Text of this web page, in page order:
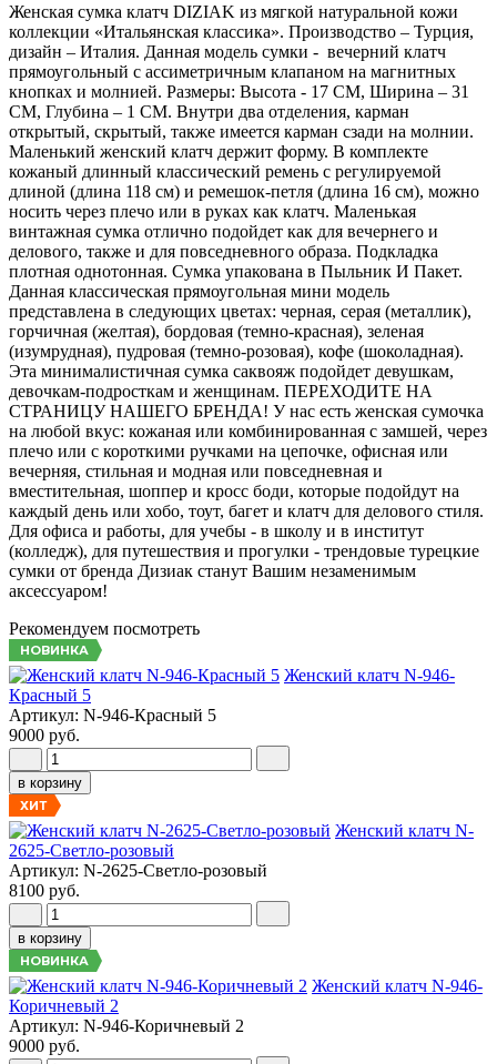
Женская сумка клатч DIZIAK из мягкой натуральной кожи
коллекции «Итальянская классика». Производство – Турция,
дизайн – Италия. Данная модель сумки - вечерний клатч
прямоугольный с ассиметричным клапаном на магнитных
кнопках и молнией. Размеры: Высота - 17 СМ, Ширина – 31
СМ, Глубина – 1 СМ. Внутри два отделения, карман
открытый, скрытый, также имеется карман сзади на молнии.
Маленький женский клатч держит форму. В комплекте
кожаный длинный классический ремень с регулируемой
длиной (длина 118 см) и ремешок-петля (длина 16 см), можно
носить через плечо или в руках как клатч. Маленькая
винтажная сумка отлично подойдет как для вечернего и
делового, также и для повседневного образа. Подкладка
плотная однотонная. Сумка упакована в Пыльник И Пакет.
Данная классическая прямоугольная мини модель
представлена в следующих цветах: черная, серая (металлик),
горчичная (желтая), бордовая (темно-красная), зеленая
(изумрудная), пудровая (темно-розовая), кофе (шоколадная).
Эта минималистичная сумка саквояж подойдет девушкам,
девочкам-подросткам и женщинам. ПЕРЕХОДИТЕ НА
СТРАНИЦУ НАШЕГО БРЕНДА! У нас есть женская сумочка
на любой вкус: кожаная или комбинированная с замшей, через
плечо или с короткими ручками на цепочке, офисная или
вечерняя, стильная и модная или повседневная и
вместительная, шоппер и кросс боди, которые подойдут на
каждый день или хобо, тоут, багет и клатч для делового стиля.
Для офиса и работы, для учебы - в школу и в институт
(колледж), для путешествия и прогулки - трендовые турецкие
сумки от бренда Дизиак станут Вашим незаменимым
аксессуаром!
Рекомендуем посмотреть
НОВИНКА
Женский клатч N-946-
Красный 5
Артикул: N-946-Красный 5
9000 руб.
в корзину
ХИТ
Женский клатч N-
2625-Светло-розовый
Артикул: N-2625-Светло-розовый
8100 руб.
в корзину
НОВИНКА
Женский клатч N-946-
Коричневый 2
Артикул: N-946-Коричневый 2
9000 руб.